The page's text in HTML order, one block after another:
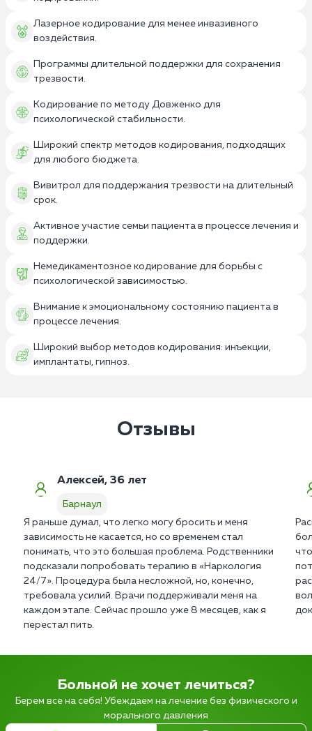
Лазерное кодирование для менее инвазивного
воздействия.
Программы длительной поддержки для сохранения
трезвости.
Кодирование по методу Довженко для
психологической стабильности.
Широкий спектр методов кодирования, подходящих
для любого бюджета.
Вивитрол для поддержания трезвости на длительный
срок.
Активное участие семьи пациента в процессе лечения и
поддержки.
Немедикаментозное кодирование для борьбы с
психологической зависимостью.
Внимание к эмоциональному состоянию пациента в
процессе лечения.
Широкий выбор методов кодирования: инъекции,
имплантаты, гипноз.
Отзывы
Алексей, 36 лет
Барнаул
Я раньше думал, что легко могу бросить и меня
зависимость не касается, но со временем стал
понимать, что это большая проблема. Родственники
подсказали попробовать терапию в «Наркология
24/7». Процедура была несложной, но, конечно,
требовала усилий. Врачи поддерживали меня на
каждом этапе. Сейчас прошло уже 8 месяцев, как я
перестал пить.
Больной не хочет лечиться?
Берем все на себя! Убеждаем на лечение без физического и
морального давления